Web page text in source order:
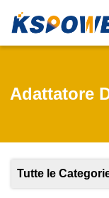
Adattatore
Tutte le